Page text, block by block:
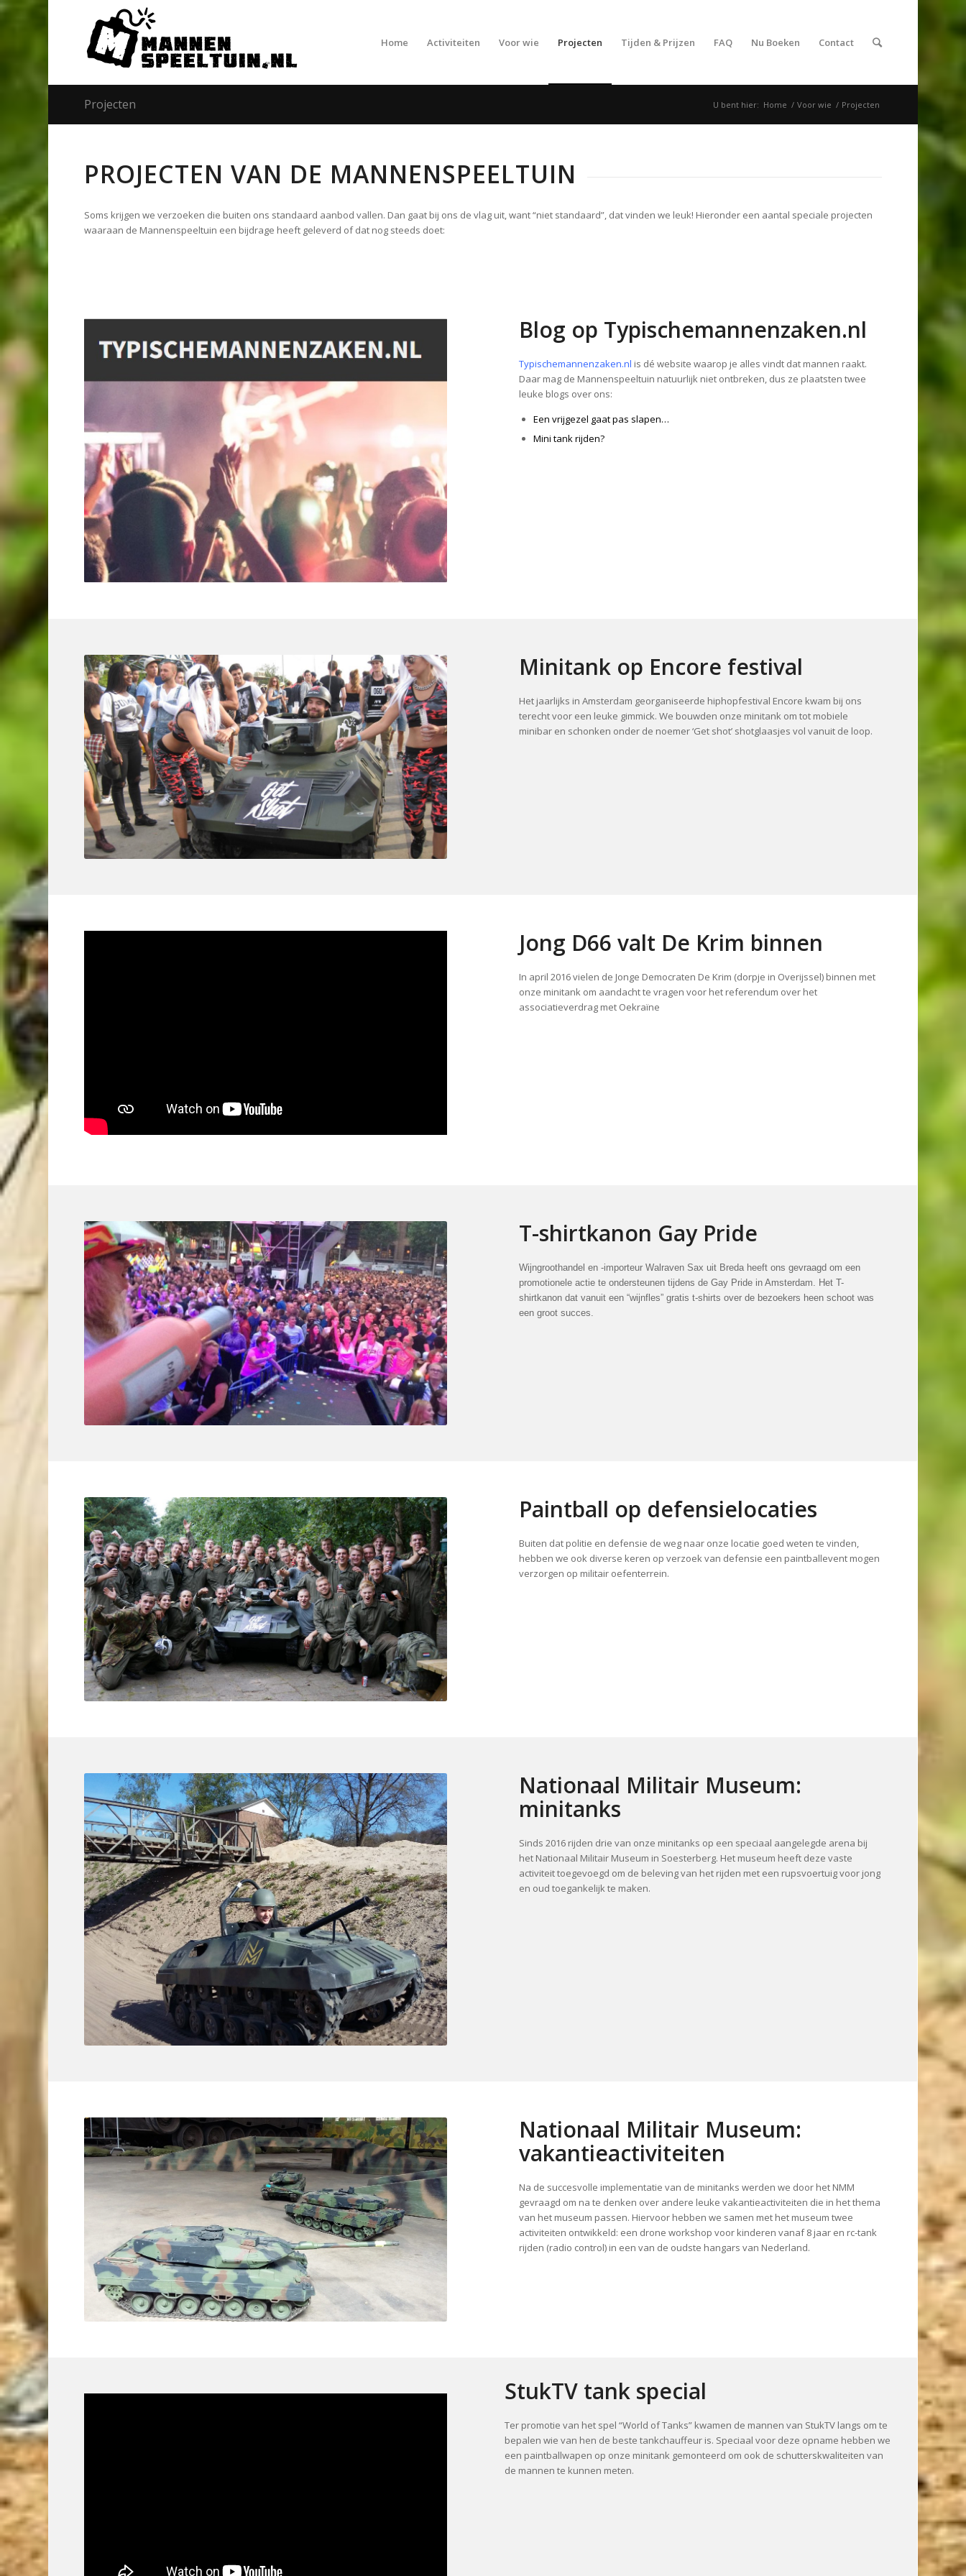
Home Activiteiten Voor wie Projecten Tijden & Prijzen FAQ Nu Boeken Contact
Projecten U bent hier: Home / Voor wie / Projecten
PROJECTEN VAN DE MANNENSPEELTUIN
Soms krijgen we verzoeken die buiten ons standaard aanbod vallen. Dan gaat bij ons de vlag uit, want “niet standaard”, dat vinden we leuk! Hieronder een aantal speciale projecten
waaraan de Mannenspeeltuin een bijdrage heeft geleverd of dat nog steeds doet:
Blog op Typischemannenzaken.nl
Typischemannenzaken.nl is dé website waarop je alles vindt dat mannen raakt.
Daar mag de Mannenspeeltuin natuurlijk niet ontbreken, dus ze plaatsten twee
leuke blogs over ons:
Een vrijgezel gaat pas slapen…
Mini tank rijden?
Minitank op Encore festival
Het jaarlijks in Amsterdam georganiseerde hiphopfestival Encore kwam bij ons
terecht voor een leuke gimmick. We bouwden onze minitank om tot mobiele
minibar en schonken onder de noemer ‘Get shot’ shotglaasjes vol vanuit de loop.
Jong D66 valt De Krim binnen
In april 2016 vielen de Jonge Democraten De Krim (dorpje in Overijssel) binnen met
onze minitank om aandacht te vragen voor het referendum over het
associatieverdrag met Oekraïne
T-shirtkanon Gay Pride
Wijngroothandel en -importeur Walraven Sax uit Breda heeft ons gevraagd om een
promotionele actie te ondersteunen tijdens de Gay Pride in Amsterdam. Het T-
shirtkanon dat vanuit een “wijnfles” gratis t-shirts over de bezoekers heen schoot was
een groot succes.
KMA Breda
Paintball op defensielocaties
Buiten dat politie en defensie de weg naar onze locatie goed weten te vinden,
hebben we ook diverse keren op verzoek van defensie een paintballevent mogen
verzorgen op militair oefenterrein.
KMA Breda
Nationaal Militair Museum:
minitanks
Sinds 2016 rijden drie van onze minitanks op een speciaal aangelegde arena bij
het Nationaal Militair Museum in Soesterberg. Het museum heeft deze vaste
activiteit toegevoegd om de beleving van het rijden met een rupsvoertuig voor jong
en oud toegankelijk te maken.
Nationaal Militair Museum:
vakantieactiviteiten
Na de succesvolle implementatie van de minitanks werden we door het NMM
gevraagd om na te denken over andere leuke vakantieactiviteiten die in het thema
van het museum passen. Hiervoor hebben we samen met het museum twee
activiteiten ontwikkeld: een drone workshop voor kinderen vanaf 8 jaar en rc-tank
rijden (radio control) in een van de oudste hangars van Nederland.
StukTV tank special
Ter promotie van het spel “World of Tanks” kwamen de mannen van StukTV langs om te
bepalen wie van hen de beste tankchauffeur is. Speciaal voor deze opname hebben we
een paintballwapen op onze minitank gemonteerd om ook de schutterskwaliteiten van
de mannen te kunnen meten.